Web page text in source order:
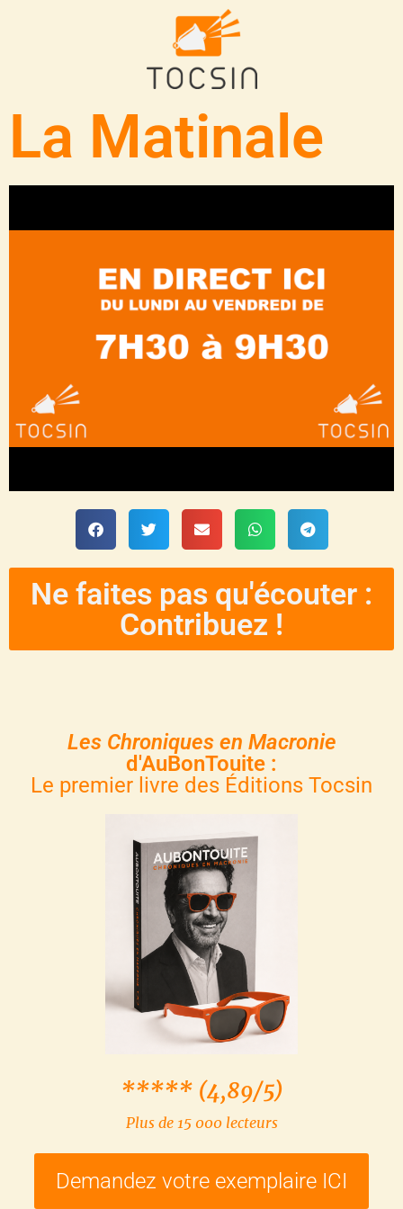
La Matinale
Ne faites pas qu'écouter :
Contribuez !
Les Chroniques en Macronie
d'AuBonTouite :
Le premier livre des Éditions Tocsin
***** (4,89/5)
Plus de 15 000 lecteurs
Demandez votre exemplaire ICI